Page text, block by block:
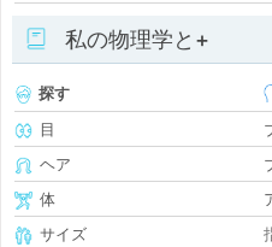
私の物理学と+
探す
目
ヘア
体
サイズ